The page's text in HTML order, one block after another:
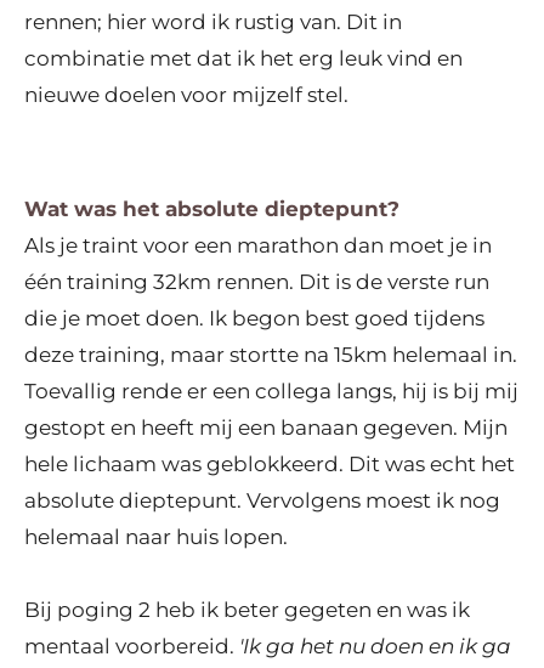
rennen; hier word ik rustig van. Dit in
combinatie met dat ik het erg leuk vind en
nieuwe doelen voor mijzelf stel.
Wat was het absolute dieptepunt?
Als je traint voor een marathon dan moet je in
één training 32km rennen. Dit is de verste run
die je moet doen. Ik begon best goed tijdens
deze training, maar stortte na 15km helemaal in.
Toevallig rende er een collega langs, hij is bij mij
gestopt en heeft mij een banaan gegeven. Mijn
hele lichaam was geblokkeerd. Dit was echt het
absolute dieptepunt. Vervolgens moest ik nog
helemaal naar huis lopen.
Bij poging 2 heb ik beter gegeten en was ik
mentaal voorbereid. 'Ik ga het nu doen en ik ga